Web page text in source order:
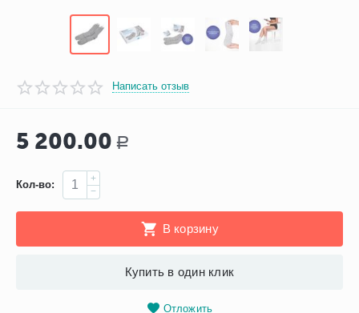
Написать отзыв
5 200.00 Р
Кол-во:
+
−
В корзину
Купить в один клик
Отложить